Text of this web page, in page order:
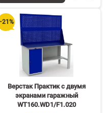
Верстак Практик с двумя
экранами гаражный
WT160.WD1/F1.020